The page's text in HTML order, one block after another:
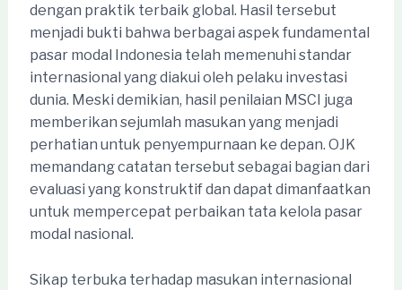
dengan praktik terbaik global. Hasil tersebut
menjadi bukti bahwa berbagai aspek fundamental
pasar modal Indonesia telah memenuhi standar
internasional yang diakui oleh pelaku investasi
dunia. Meski demikian, hasil penilaian MSCI juga
memberikan sejumlah masukan yang menjadi
perhatian untuk penyempurnaan ke depan. OJK
memandang catatan tersebut sebagai bagian dari
evaluasi yang konstruktif dan dapat dimanfaatkan
untuk mempercepat perbaikan tata kelola pasar
modal nasional.
Sikap terbuka terhadap masukan internasional